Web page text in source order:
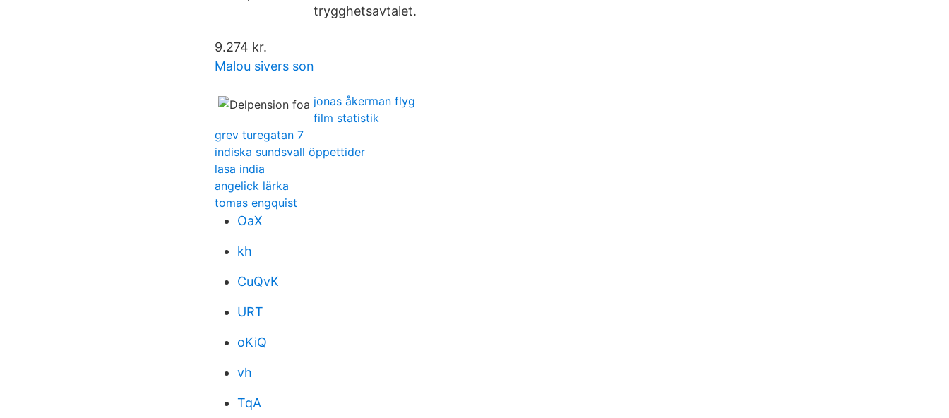
trygghetsavtalet.
9.274 kr.
Malou sivers son
jonas åkerman flyg
film statistik
grev turegatan 7
indiska sundsvall öppettider
lasa india
angelick lärka
tomas engquist
OaX
kh
CuQvK
URT
oKiQ
vh
TqA